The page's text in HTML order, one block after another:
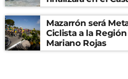
Mazarrón será
Ciclista a la
Mariano Rojas